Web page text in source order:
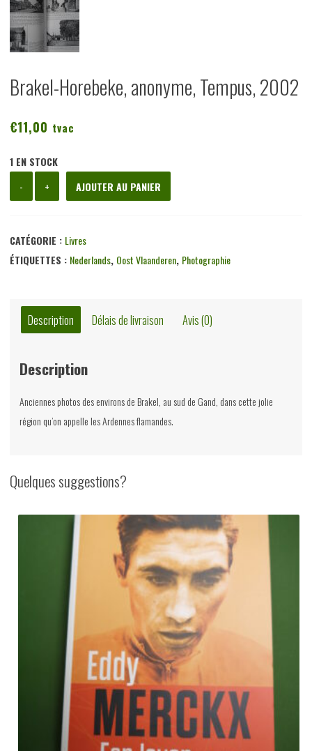
Brakel-Horebeke, anonyme, Tempus, 2002
€11,00 tvac
1 EN STOCK
-
de
Horebeke,
anonyme,
+ AJOUTER AU PANIER
CATÉGORIE : Livres
ÉTIQUETTES : Nederlands, Oost Vlaanderen, Photographie
Description Délais de livraison Avis (0)
Description
Anciennes photos des environs de Brakel, au sud de Gand, dans cette jolie
région qu’on appelle les Ardennes flamandes.
Quelques suggestions?